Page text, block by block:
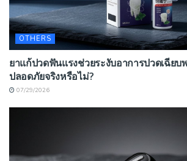
OTHERS
ยาแก้ปวดฟันแรงช่วยระงับอาการปวดเฉียบ
ปลอดภัยจริงหรือไม่?
07/29/2026